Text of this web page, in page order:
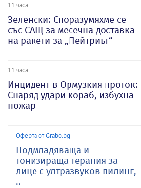
11 часа
Зеленски: Споразумяхме се
със САЩ за месечна доставка
на ракети за „Пейтриът“
11 часа
Инцидент в Ормузкия проток:
Снаряд удари кораб, избухна
пожар
Оферта от Grabo.bg
Подмладяваща и
тонизираща терапия за
лице с ултразвуков пилинг,
..